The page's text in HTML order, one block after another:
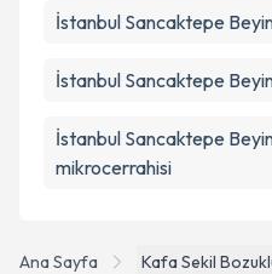
Ana Sayfa
Kafa Sekil
İstanbul Sancaktepe
İstanbul Sancaktepe
İstanbul Sancaktepe
mikrocerrahisi